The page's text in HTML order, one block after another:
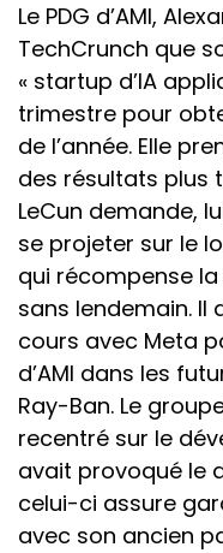
Le PDG d’AMI,
TechCrunch que
« startup d’IA
trimestre pour
de l’année. Elle
des résultats plus
LeCun demande,
se projeter sur le
qui récompense
sans lendemain. Il
cours avec Meta
d’AMI dans les
Ray-Ban. Le
recentré sur le
avait provoqué le
celui-ci assure
avec son ancien